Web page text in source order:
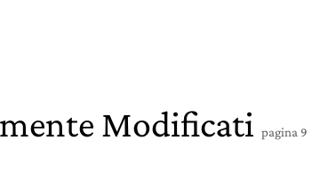
Modificati pagina 9